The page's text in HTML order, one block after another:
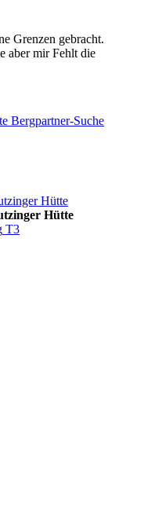
Grenzen gebracht.
aber mir Fehlt die
Bergpartner-Suche
Hütte
T3